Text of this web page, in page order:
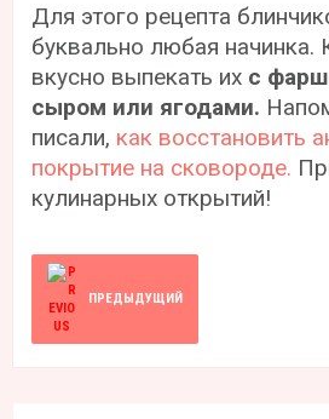
Для этого рецепта
буквально любая начинка.
вкусно выпекать их с
сыром или ягодами.
писали, как восстановить
покрытие на сковороде.
кулинарных открытий!
ПРЕДЫДУЩИЙ